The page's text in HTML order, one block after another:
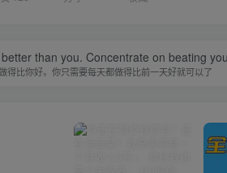
than you. Concentrate on beating
得比你好。你只需要每天都做得比前一天好就可以了